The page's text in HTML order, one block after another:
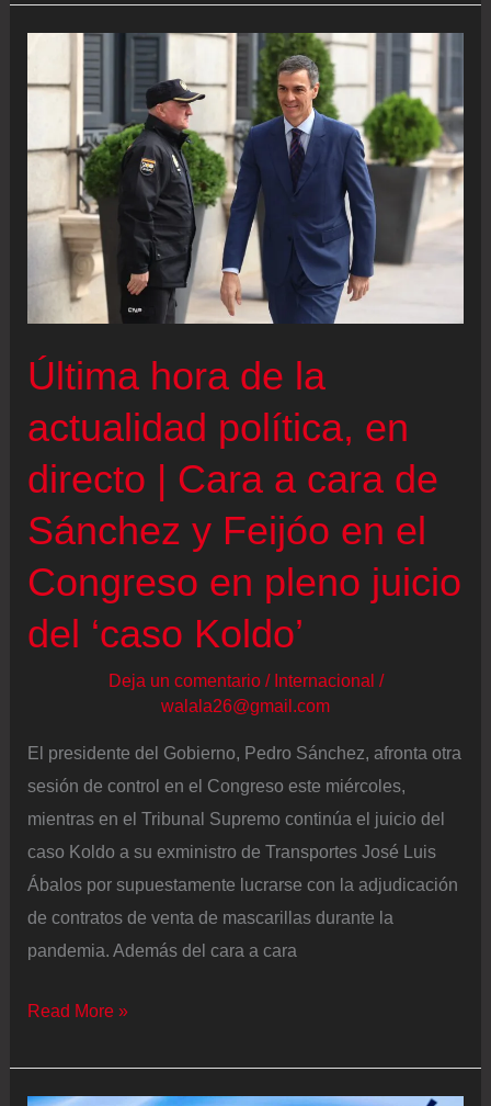
avisa
autonomías
apliquen
“xenófoba”
prioridad
ultraderecha
tendrán
Gobierno
enfrente”
Última hora de la
actualidad política, en
directo | Cara a cara de
Sánchez y Feijóo en el
Congreso en pleno juicio
del ‘caso Koldo’
Deja un comentario / Internacional /
walala26@gmail.com
El presidente del Gobierno, Pedro Sánchez, afronta otra
sesión de control en el Congreso este miércoles,
mientras en el Tribunal Supremo continúa el juicio del
caso Koldo a su exministro de Transportes José Luis
Ábalos por supuestamente lucrarse con la adjudicación
de contratos de venta de mascarillas durante la
pandemia. Además del cara a cara
Última
de
Read More »